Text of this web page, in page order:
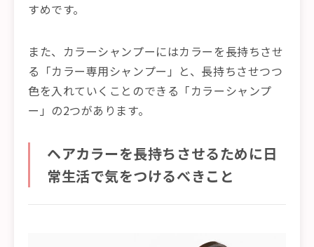
すめです。
また、カラーシャンプーにはカラーを長持ちさせ
る「カラー専用シャンプー」と、長持ちさせつつ
色を入れていくことのできる「カラーシャンプ
ー」の2つがあります。
ヘアカラーを長持ちさせるために日
常生活で気をつけるべきこと